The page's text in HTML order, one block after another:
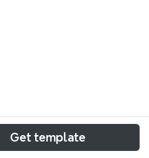
pour le master
de l'Université Lille 1,
Get template